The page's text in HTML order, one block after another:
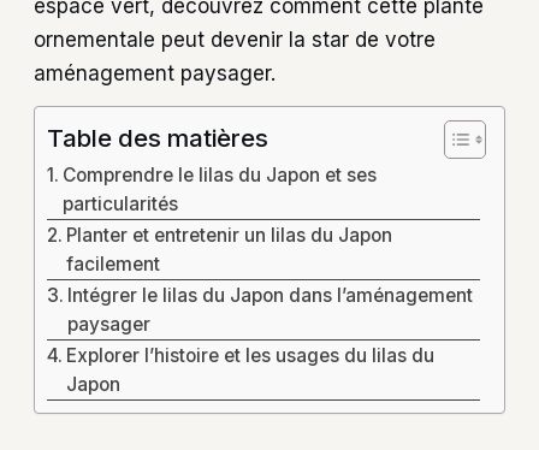
espace vert, découvrez comment cette plante
ornementale peut devenir la star de votre
aménagement paysager.
Table des matières
Comprendre le lilas du Japon et ses
particularités
Planter et entretenir un lilas du Japon
facilement
Intégrer le lilas du Japon dans l’aménagement
paysager
Explorer l’histoire et les usages du lilas du
Japon